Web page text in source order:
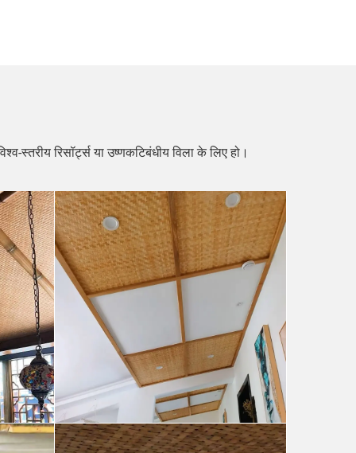
स्तरीय रिसॉर्ट्स या उष्णकटिबंधीय विला के लिए हो।